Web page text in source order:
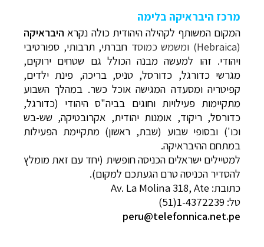
מרכז היבראיקה בלימה
המקום המשותף לקהילה היהודית כולה נקרא היבראיקה
(Hebraica) ומשמש כמוס
ד חברתי, תרבותי, ספורטיבי
ויהודי. זהו למעשה מבנה הכולל גם שטחים ירוקים,
מגרשי כדורגל, כדורסל, טניס, בריכה, פינת ילדים,
קפיטריה ומסעדה המגישה אוכל כשר. במהלך השבוע
מתקיימות פעילויות וחוגים בביה"ס היהודי (כדורגל,
כדורסל, ריקוד, אומנות יהודית, אקרובטיקה, שש-בש
וכו') ובסופי שבוע (שבת, ראשון) מתקיימת הפעילות
במתחם ההיבראיקה.
למטיילים ישראלים הכניסה חופשית (יחד עם זאת מומלץ
להסדיר הכניסה טרם הגעתכם למקום).
כתובת: Av. La Molina 318, Ate
טל: (51)1-4372239
peru@telefonnica.net.pe
תכנון טיולים לדרום ומרכז אמריקה לחצו לרשימת
היעדים »
תכנון
טיולים לצפון אמריקהלחצו לרשימת היעדים »
קרוזים והפלגות נופש